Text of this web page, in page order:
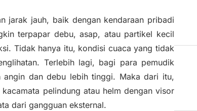
jarak jauh, baik dengan kendaraan pribadi
terpapar debu, asap, atau partikel kecil
Tidak hanya itu, kondisi cuaca yang tidak
Terlebih lagi, bagi para pemudik
angin dan debu lebih tinggi. Maka dari itu,
pelindung atau helm dengan visor
dari gangguan eksternal.